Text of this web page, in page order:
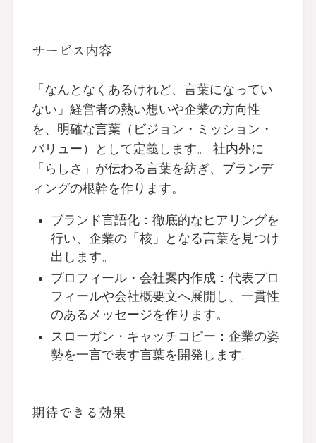
サービス内容
「なんとなくあるけれど、言葉になってい
ない」経営者の熱い想いや企業の方向性
を、明確な言葉（ビジョン・ミッション・
バリュー）として定義します。 社内外に
「らしさ」が伝わる言葉を紡ぎ、ブランデ
ィングの根幹を作ります。
ブランド言語化：徹底的なヒアリングを
行い、企業の「核」となる言葉を見つけ
出します。
プロフィール・会社案内作成：代表プロ
フィールや会社概要文へ展開し、一貫性
のあるメッセージを作ります。
スローガン・キャッチコピー：企業の姿
勢を一言で表す言葉を開発します。
期待できる効果